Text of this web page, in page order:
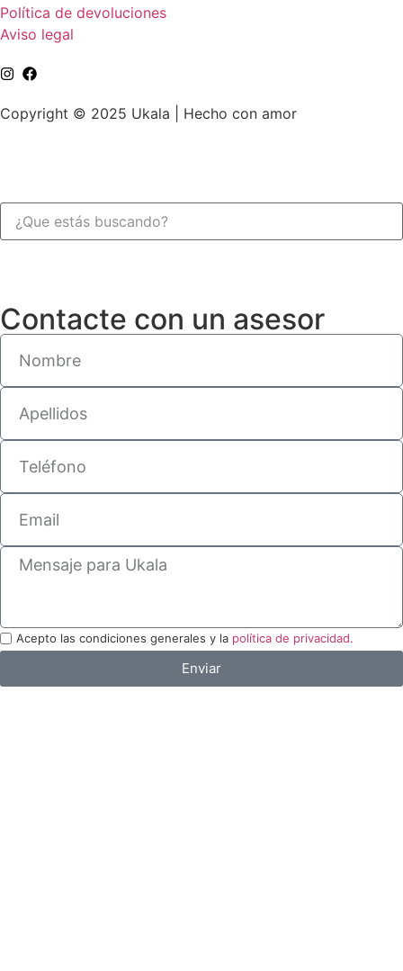
Política de devoluciones
Aviso legal
Copyright © 2025 Ukala | Hecho con amor
Contacte con un asesor
Acepto las condiciones generales y la política de privacidad.
Enviar